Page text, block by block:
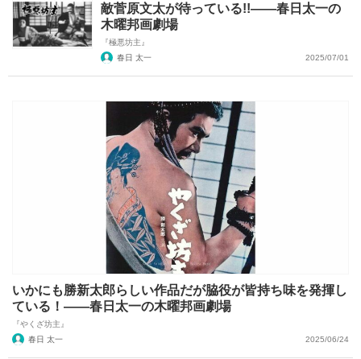
敵菅原文太が待っている!!――春日太一の
木曜邦画劇場
『極悪坊主』
春日 太一
2025/07/01
いかにも勝新太郎らしい作品だが脇役が皆持ち味を発揮し
ている！――春日太一の木曜邦画劇場
『やくざ坊主』
春日 太一
2025/06/24